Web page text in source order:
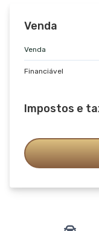
Venda
Venda
Financiável
Impostos e